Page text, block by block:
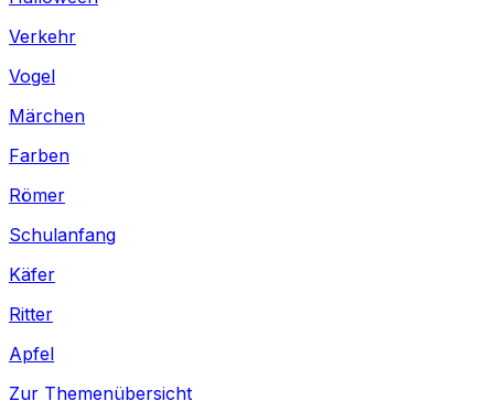
Verkehr
Vogel
Märchen
Farben
Römer
Schulanfang
Käfer
Ritter
Apfel
Zur Themenübersicht